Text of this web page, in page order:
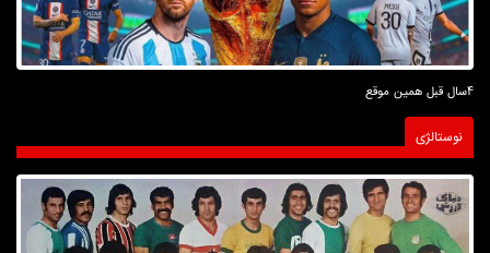
4سال قبل همین موقع
نوستالژی